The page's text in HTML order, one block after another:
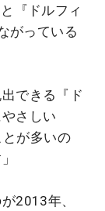
『ドルフィ
がっている
できる『ド
さしい
とが多いの
2013年、